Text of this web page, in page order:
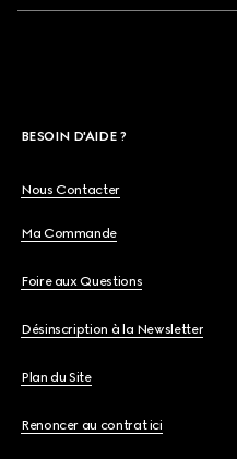
BESOIN D'AIDE ?
Nous Contacter
Ma Commande
Foire aux Questions
Désinscription à la Newsletter
Plan du Site
Renoncer au contrat ici